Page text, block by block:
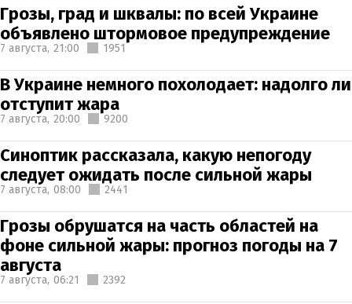
Грозы, град и шквалы: по всей Украине
объявлено штормовое предупреждение
7 августа, 21:00 1951
В Украине немного похолодает: надолго ли
отступит жара
7 августа, 20:00 9200
Синоптик рассказала, какую непогоду
следует ожидать после сильной жары
7 августа, 08:00 2441
Грозы обрушатся на часть областей на
фоне сильной жары: прогноз погоды на 7
августа
7 августа, 06:21 2392